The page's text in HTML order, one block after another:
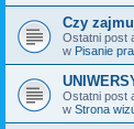
Czy
Ostatni post
w Pisanie
Ostatni post
w Strona